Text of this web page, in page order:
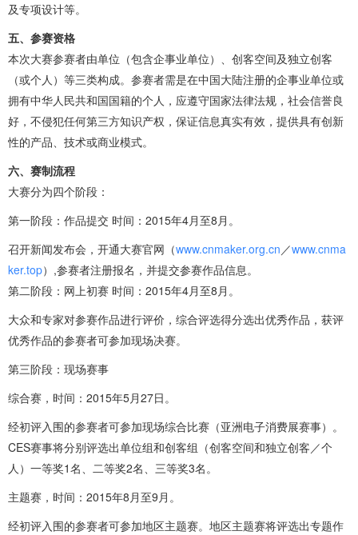
及专项设计等。
五、参赛资格
本次大赛参赛者由单位（包含企事业单位）、创客空间及独立创客
（或个人）等三类构成。参赛者需是在中国大陆注册的企事业单位或
拥有中华人民共和国国籍的个人，应遵守国家法律法规，社会信誉良
好，不侵犯任何第三方知识产权，保证信息真实有效，提供具有创新
性的产品、技术或商业模式。
六、赛制流程
大赛分为四个阶段：
第一阶段：作品提交 时间：2015年4月至8月。
召开新闻发布会，开通大赛官网（www.cnmaker.org.cn／www.cnma
ker.top）,参赛者注册报名，并提交参赛作品信息。
第二阶段：网上初赛 时间：2015年4月至8月。
大众和专家对参赛作品进行评价，综合评选得分选出优秀作品，获评
优秀作品的参赛者可参加现场决赛。
第三阶段：现场赛事
综合赛，时间：2015年5月27日。
经初评入围的参赛者可参加现场综合比赛（亚洲电子消费展赛事）。
CES赛事将分别评选出单位组和创客组（创客空间和独立创客／个
人）一等奖1名、二等奖2名、三等奖3名。
主题赛，时间：2015年8月至9月。
经初评入围的参赛者可参加地区主题赛。地区主题赛将评选出专题作